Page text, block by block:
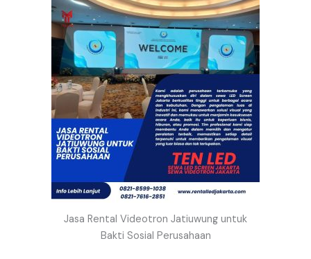
Jasa Rental Videotron Jatiuwung untuk
Bakti Sosial Perusahaan